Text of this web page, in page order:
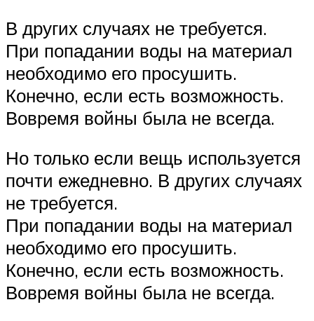
В других случаях не требуется.
При попадании воды на материал
необходимо его просушить.
Конечно, если есть возможность.
Вовремя войны была не всегда.
Но только если вещь используется
почти ежедневно. В других случаях
не требуется.
При попадании воды на материал
необходимо его просушить.
Конечно, если есть возможность.
Вовремя войны была не всегда.